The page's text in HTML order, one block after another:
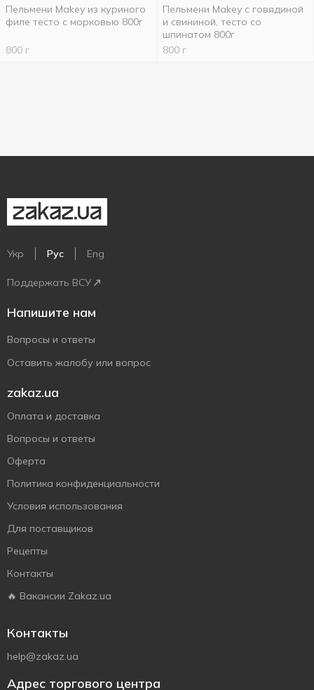
Пельмени Makey из куриного
филе тесто с морковью 800г
800 г
Пельмени Makey с говядиной
и свининой, тесто со
шпинатом 800г
800 г
Укр Рус Eng
Поддержать ВСУ
Напишите нам
Вопросы и ответы
Оставить жалобу или вопрос
zakaz.ua
Оплата и доставка
Вопросы и ответы
Оферта
Политика конфиденциальности
Условия использования
Для поставщиков
Рецепты
Контакты
🔥 Вакансии Zakaz.ua
Контакты
help@zakaz.ua
Адрес торгового центра